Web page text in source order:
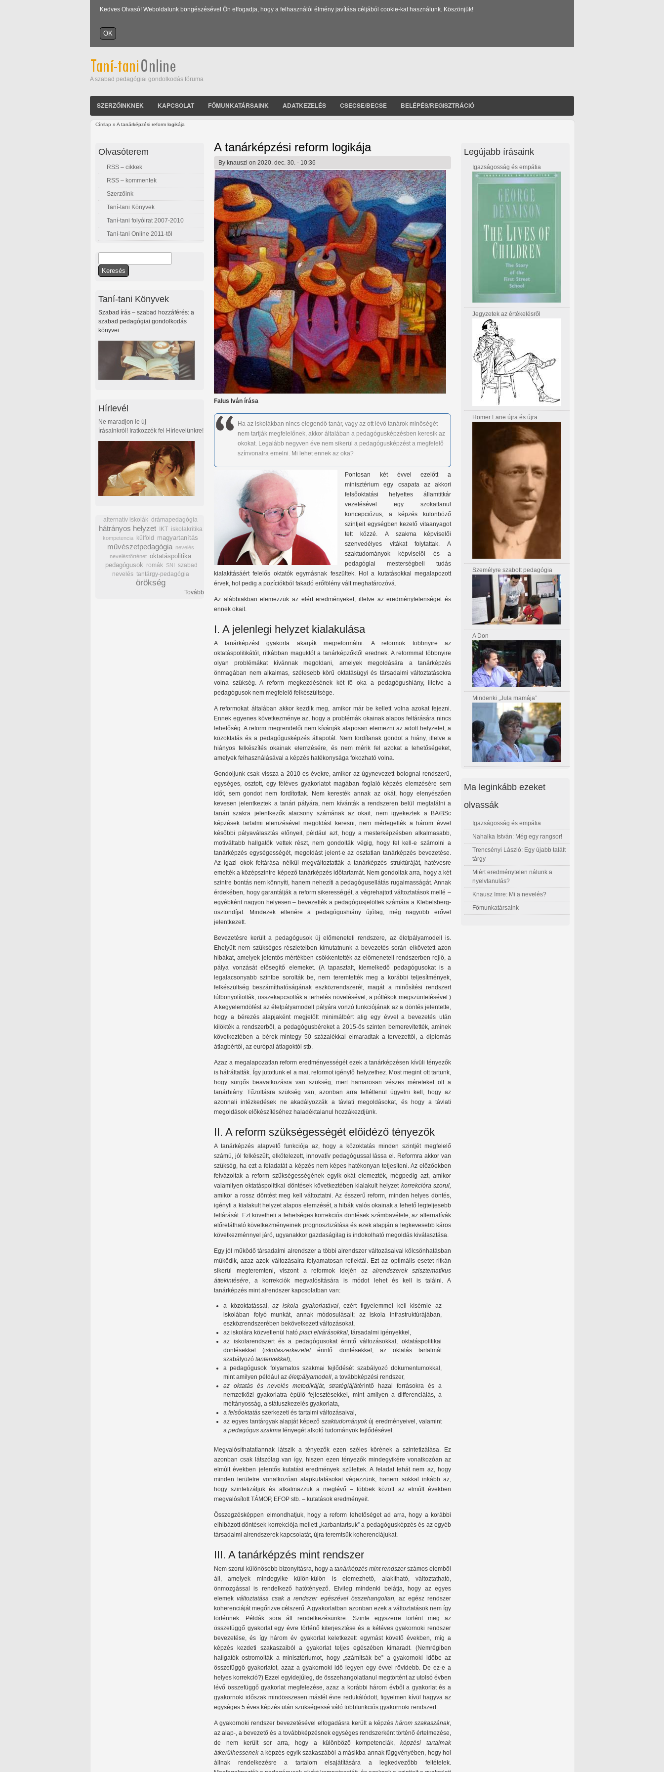
Kedves Olvasó! Weboldalunk böngészésével Ön elfogadja, hogy a felhasználói élmény javítása céljából cookie-kat használunk. Köszönjük!
A szabad pedagógiai gondolkodás fóruma
SZERZŐINKNEK KAPCSOLAT FŐMUNKATÁRSAINK ADATKEZELÉS CSECSE/BECSE BELÉPÉS/REGISZTRÁCIÓ
Címlap » A tanárképzési reform logikája
A tanárképzési reform logikája
By knauszi on 2020. dec. 30. - 10:36
Falus Iván írása
Ha az iskolákban nincs elegendő tanár, vagy az ott lévő tanárok minőségét
nem tartják megfelelőnek, akkor általában a pedagógusképzésben keresik az
okokat. Legalább negyven éve nem sikerül a pedagógusképzést a megfelelő
színvonalra emelni. Mi lehet ennek az oka?
Pontosan két évvel ezelőtt a
minisztérium egy csapata az akkori
felsőoktatási helyettes államtitkár
vezetésével egy szokatlanul
koncepciózus, a képzés különböző
szintjeit egységben kezelő vitaanyagot
tett közzé. A szakma képviselői
szenvedélyes vitákat folytattak. A
szaktudományok képviselői és a
pedagógiai mesterségbeli tudás
kialakításáért felelős oktatók egymásnak feszültek. Hol a kutatásokkal megalapozott
érvek, hol pedig a pozíciókból fakadó erőfölény vált meghatározóvá.
Az alábbiakban elemezzük az elért eredményeket, illetve az eredménytelenséget és
ennek okait.
I. A jelenlegi helyzet kialakulása
A tanárképzést gyakorta akarják megreformálni. A reformok többnyire az
oktatáspolitikától, ritkábban maguktól a tanárképzőktől erednek. A reformmal többnyire
olyan problémákat kívánnak megoldani, amelyek megoldására a tanárképzés
önmagában nem alkalmas, szélesebb körű oktatásügyi és társadalmi változtatásokra
volna szükség. A reform megkezdésének két fő oka a pedagógushiány, illetve a
pedagógusok nem megfelelő felkészültsége.
A reformokat általában akkor kezdik meg, amikor már be kellett volna azokat fejezni.
Ennek egyenes következménye az, hogy a problémák okainak alapos feltárására nincs
lehetőség. A reform megrendelői nem kívánják alaposan elemezni az adott helyzetet, a
közoktatás és a pedagógusképzés állapotát. Nem fordítanak gondot a hiány, illetve a
hiányos felkészítés okainak elemzésére, és nem mérik fel azokat a lehetőségeket,
amelyek felhasználásával a képzés hatékonysága fokozható volna.
Gondoljunk csak vissza a 2010-es évekre, amikor az úgynevezett bolognai rendszerű,
egységes, osztott, egy féléves gyakorlatot magában foglaló képzés elemzésére sem
időt, sem gondot nem fordítottak. Nem keresték annak az okát, hogy elenyészően
kevesen jelentkeztek a tanári pályára, nem kívánták a rendszeren belül megtalálni a
tanári szakra jelentkezők alacsony számának az okait, nem igyekeztek a BA/BSc
képzések tartalmi elemzésével megoldást keresni, nem mérlegelték a három évvel
későbbi pályaválasztás előnyeit, például azt, hogy a mesterképzésben alkalmasabb,
motiváltabb hallgatók vettek részt, nem gondolták végig, hogy fel kell-e számolni a
tanárképzés egységességét, megoldást jelent-e az osztatlan tanárképzés bevezetése.
Az igazi okok feltárása nélkül megváltoztatták a tanárképzés struktúráját, hatévesre
emelték a középszintre képező tanárképzés időtartamát. Nem gondoltak arra, hogy a két
szintre bontás nem könnyíti, hanem nehezíti a pedagógusellátás rugalmasságát. Annak
érdekében, hogy garantálják a reform sikerességét, a végrehajtott változtatások mellé –
egyébként nagyon helyesen – bevezették a pedagógusjelöltek számára a Klebelsberg-
ösztöndíjat. Mindezek ellenére a pedagógushiány újólag, még nagyobb erővel
jelentkezett.
Bevezetésre került a pedagógusok új előmeneteli rendszere, az életpályamodell is.
Ehelyütt nem szükséges részleteiben kimutatnunk a bevezetés során elkövetett azon
hibákat, amelyek jelentős mértékben csökkentették az előmeneteli rendszerben rejlő, a
pálya vonzását elősegítő elemeket. (A tapasztalt, kiemelkedő pedagógusokat is a
legalacsonyabb szintbe sorolták be, nem teremtették meg a korábbi teljesítmények,
felkészültség beszámíthatóságának eszközrendszerét, magát a minősítési rendszert
túlbonyolították, összekapcsolták a terhelés növelésével, a pótlékok megszüntetésével.)
A kegyelemdöfést az életpályamodell pályára vonzó funkciójának az a döntés jelentette,
hogy a bérezés alapjaként megjelölt minimálbért alig egy évvel a bevezetés után
kilökték a rendszerből, a pedagógusbéreket a 2015-ös szinten bemerevítették, aminek
következtében a bérek mintegy 50 százalékkal elmaradtak a tervezettől, a diplomás
átlagbértől, az európai átlagoktól stb.
Azaz a megalapozatlan reform eredményességét ezek a tanárképzésen kívüli tényezők
is hátráltatták. Így jutottunk el a mai, reformot igénylő helyzethez. Most megint ott tartunk,
hogy sürgős beavatkozásra van szükség, mert hamarosan vészes méreteket ölt a
tanárhiány. Tűzoltásra szükség van, azonban arra feltétlenül ügyelni kell, hogy az
azonnali intézkedések ne akadályozzák a távlati megoldásokat, és hogy a távlati
megoldások előkészítéséhez haladéktalanul hozzákezdjünk.
II. A reform szükségességét előidéző tényezők
A tanárképzés alapvető funkciója az, hogy a közoktatás minden szintjét megfelelő
számú, jól felkészült, elkötelezett, innovatív pedagógussal lássa el. Reformra akkor van
szükség, ha ezt a feladatát a képzés nem képes hatékonyan teljesíteni. Az előzőekben
felvázoltak a reform szükségességének egyik okát elemezték, mégpedig azt, amikor
valamilyen oktatáspolitikai döntések következtében kialakult helyzet korrekcióra szorul,
amikor a rossz döntést meg kell változtatni. Az ésszerű reform, minden helyes döntés,
igényli a kialakult helyzet alapos elemzését, a hibák valós okainak a lehető legteljesebb
feltárását. Ezt követheti a lehetséges korrekciós döntések számbavétele, az alternatívák
előrelátható következményeinek prognosztizálása és ezek alapján a legkevesebb káros
következménnyel járó, ugyanakkor gazdaságilag is indokolható megoldás kiválasztása.
Egy jól működő társadalmi alrendszer a többi alrendszer változásaival kölcsönhatásban
működik, azaz azok változásaira folyamatosan reflektál. Ezt az optimális esetet ritkán
sikerül megteremteni, viszont a reformok idején az alrendszerek szisztematikus
áttekintésére, a korrekciók megvalósítására is módot lehet és kell is találni. A
tanárképzés mint alrendszer kapcsolatban van:
a közoktatással,az iskola gyakorlatával, ezért figyelemmel kell kísérnie az
iskolában folyó munkát, annak módosulásait; az iskola infrastruktúrájában,
eszközrendszerében bekövetkezett változásokat,
az iskolára közvetlenül hatópiaci elvárásokkal, társadalmi igényekkel,
az iskolarendszert és a pedagógusokat érintő változásokkal, oktatáspolitikai
döntésekkel (iskolaszerkezetetérintő döntésekkel, az oktatás tartalmát
szabályozótantervekkel),
a pedagógusok folyamatos szakmai fejlődését szabályozó dokumentumokkal,
mint amilyen például azéletpályamodell, a továbbképzési rendszer,
az oktatás és nevelés metodikáját, stratégiájátérintő hazai forrásokra és a
nemzetközi gyakorlatra épülő fejlesztésekkel, mint amilyen a differenciálás, a
méltányosság, a státuszkezelés gyakorlata,
afelsőoktatásszerkezeti és tartalmi változásaival,
az egyes tantárgyak alapját képező szaktudományokúj eredményeivel, valamint
apedagógus szakma lényegét alkotó tudományok fejlődésével.
Megvalósíthatatlannak látszik a tényezők ezen széles körének a szintetizálása. Ez
azonban csak látszólag van így, hiszen ezen tényezők mindegyikére vonatkozóan az
elmúlt években jelentős kutatási eredmények születtek. A feladat tehát nem az, hogy
minden területre vonatkozóan alapkutatásokat végezzünk, hanem sokkal inkább az,
hogy szintetizáljuk és alkalmazzuk a meglévő – többek között az elmúlt években
megvalósított TÁMOP, EFOP stb. – kutatások eredményeit.
Összegzésképpen elmondhatjuk, hogy a reform lehetőséget ad arra, hogy a korábbi
elhibázott döntések korrekciója mellett „karbantartsuk” a pedagógusképzés és az egyéb
társadalmi alrendszerek kapcsolatát, újra teremtsük koherenciájukat.
III. A tanárképzés mint rendszer
Nem szorul különösebb bizonyításra, hogy a tanárképzés mint rendszerszámos elemből
áll, amelyek mindegyike külön-külön is elemezhető, alakítható, változtatható,
önmozgással is rendelkező hatótényező. Elvileg mindenki belátja, hogy az egyes
elemekváltoztatása csak a rendszer egészével összehangoltan,
az egész rendszer
koherenciáját megőrizve célszerű. A gyakorlatban azonban ezek a változtatások nem így
történnek. Példák sora áll rendelkezésünkre. Szinte egyszerre történt meg az
összefüggő gyakorlat egy évre történő kiterjesztése és a kétéves gyakornoki rendszer
bevezetése, és így három év gyakorlat keletkezett egymást követő években, míg a
képzés kezdeti szakaszaiból a gyakorlat teljes egészében kimaradt. (Nemrégiben
hallgatók ostromolták a minisztériumot, hogy „számítsák be” a gyakornoki időbe az
összefüggő gyakorlatot, azaz a gyakornoki idő legyen egy évvel rövidebb. De ez-e a
helyes korrekció?) Ezzel egyidejűleg, de összehangolatlanul megtörtént az utolsó évben
lévő összefüggő gyakorlat megfelezése, azaz a korábbi három évből a gyakorlat és a
gyakornoki időszak mindösszesen másfél évre redukálódott, figyelmen kívül hagyva az
egységes 5 éves képzés után szükségessé váló többfunkciós gyakornoki rendszert.
A gyakornoki rendszer bevezetésével elfogadásra került a képzés három szakaszának,
az alap-, a bevezető és a továbbképzésnek egységes rendszerként történő értelmezése,
de nem került sor arra, hogy a különböző kompetenciák,képzési tartalmak
átkerülhesseneka képzés egyik szakaszából a másikba annak függvényében, hogy hol
állnak rendelkezésre a tartalom elsajátítására a legkedvezőbb feltételek.
Olvasóterem
RSS – cikkek
RSS – kommentek
Szerzőink
Taní-tani Könyvek
Taní-tani folyóirat 2007-2010
Taní-tani Online 2011-től
Keresés űrlap
Taní-tani Könyvek
Szabad írás – szabad hozzáférés: a
szabad pedagógiai gondolkodás
könyvei.
Hírlevél
Ne maradjon le új
írásainkról! Iratkozzék fel Hírlevelünkre!
alternatív iskolák drámapedagógia
hátrányos helyzet IKT iskolakritika
kompetencia külföld magyartanítás
művészetpedagógia
nevelés
neveléstörténet oktatáspolitika
pedagógusok romák SNI szabad
nevelés tantárgy-pedagógia
örökség
Tovább
Legújabb írásaink
Igazságosság és empátia
Jegyzetek az értékelésről
Homer Lane újra és újra
Személyre szabott pedagógia
A Don
Mindenki „Jula mamája”
Ma leginkább ezeket
olvassák
Igazságosság és empátia
Nahalka István: Még egy rangsor!
Trencsényi László: Egy újabb talált
tárgy
Miért eredménytelen nálunk a
nyelvtanulás?
Knausz Imre: Mi a nevelés?
Főmunkatársaink